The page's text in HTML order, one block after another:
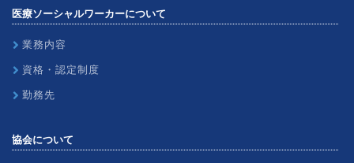
医療ソーシャルワーカーについて
業務内容
資格・認定制度
勤務先
協会について